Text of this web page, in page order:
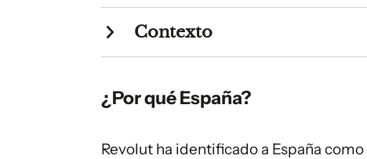
Contexto
¿Por qué España?
Revolut ha identificado a España